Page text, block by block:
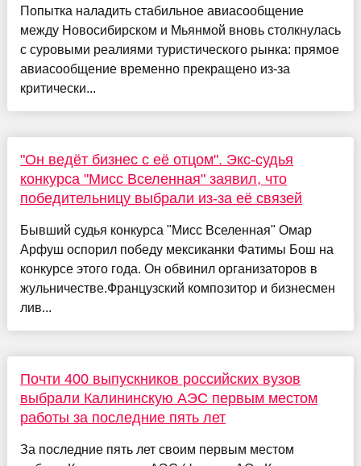
Попытка наладить стабильное авиасообщение
между Новосибирском и Мьянмой вновь столкнулась
с суровыми реалиями туристического рынка: прямое
авиасообщение временно прекращено из-за
критически...
"Он ведёт бизнес с её отцом". Экс-судья
конкурса "Мисс Вселенная" заявил, что
победительницу выбрали из-за её связей
Бывший судья конкурса "Мисс Вселенная" Омар
Арфуш оспорил победу мексиканки Фатимы Бош на
конкурсе этого года. Он обвинил организаторов в
жульничестве.Французский композитор и бизнесмен
лив...
Почти 400 выпускников российских вузов
выбрали Калининскую АЭС первым местом
работы за последние пять лет
За последние пять лет своим первым местом